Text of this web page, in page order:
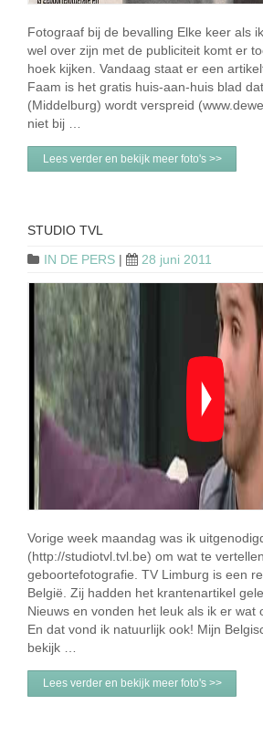
Fotograaf bij de bevalling Elke keer als
wel over zijn met de publiciteit komt er
hoek kijken. Vandaag staat er een
Faam is het gratis huis-aan-huis blad
(Middelburg) wordt verspreid
niet bij …
Lees verder en bekijk meer foto's >>
STUDIO TVL
IN DE PERS | 28 juni 2011
Vorige week maandag was ik
(http://studiotvl.tvl.be) om wat te
geboortefotografie. TV Limburg is een
België. Zij hadden het krantenartikel
Nieuws en vonden het leuk als ik er wat
En dat vond ik natuurlijk ook! Mijn
bekijk …
Lees verder en bekijk meer foto's >>